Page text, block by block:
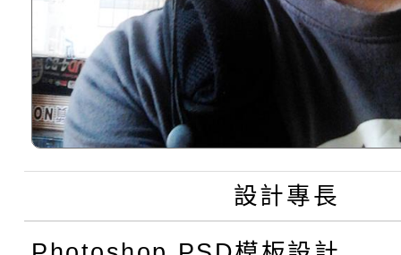
設計專長